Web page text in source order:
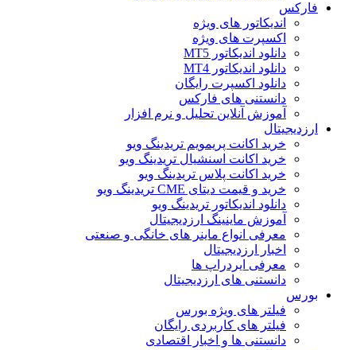
اندیکاتور های ویژه
اکسپرت های ویژه
دانلود اندیکاتور MT5
دانلود اندیکاتور MT4
دانلود اکسپرت رایگان
دانستنی های فارکس
آموزش آنلاین تحلیل و نرم افزار
خرید اکانت پریمویم تریدینگ ویو
خرید اکانت اسنشیال تریدینگ ویو
خرید اکانت پلاس تریدینگ ویو
خرید و قیمت دیتای CME تریدینگ ویو
دانلود اندیکاتور تریدینگ ویو
آموزش ماینینگ ارزدیجیتال
معرفی انواع ماینر های خانگی و صنعتی
اخبار ارزدیجیتال
معرفی ایردراپ ها
دانستنی های ارزدیجیتال
فیلتر های ویژه بورس
فیلتر های کاربردی رایگان
دانستنی ها و اخبار اقتصادی